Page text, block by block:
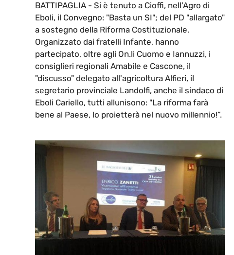
BATTIPAGLIA - Si è tenuto a Cioffi, nell'Agro di
Eboli, il Convegno: "Basta un SI"; del PD "allargato"
a sostegno della Riforma Costituzionale.
Organizzato dai fratelli Infante, hanno
partecipato, oltre agli On.li Cuomo e Iannuzzi, i
consiglieri regionali Amabile e Cascone, il
"discusso" delegato all'agricoltura Alfieri, il
segretario provinciale Landolfi, anche il sindaco di
Eboli Cariello, tutti allunisono: "La riforma farà
bene al Paese, lo proietterà nel nuovo millennio!”.